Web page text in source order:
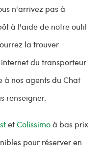
n'arrivez pas à
à l'aide de notre outil
la trouver
du transporteur
nos agents du Chat
renseigner.
etColissimoà bas prix
pour réserver en